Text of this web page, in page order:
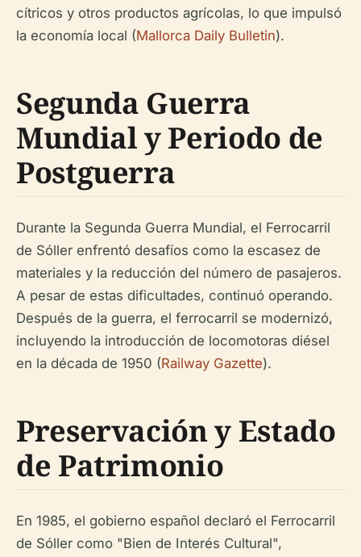
cítricos y otros productos agrícolas, lo que impulsó
la economía local (Mallorca Daily Bulletin).
Segunda Guerra
Mundial y Periodo de
Postguerra
Durante la Segunda Guerra Mundial, el Ferrocarril
de Sóller enfrentó desafíos como la escasez de
materiales y la reducción del número de pasajeros.
A pesar de estas dificultades, continuó operando.
Después de la guerra, el ferrocarril se modernizó,
incluyendo la introducción de locomotoras diésel
en la década de 1950 (Railway Gazette).
Preservación y Estado
de Patrimonio
En 1985, el gobierno español declaró el Ferrocarril
de Sóller como "Bien de Interés Cultural",